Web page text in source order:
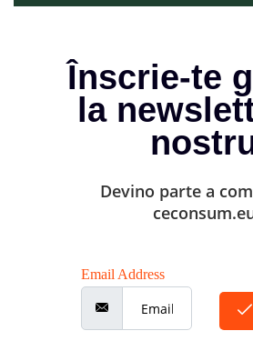
Înscrie-te
la
Devino parte a
Email Address